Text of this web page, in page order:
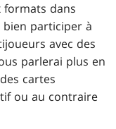
formats dans
participer à
avec des
parlerai plus en
cartes
ou au contraire